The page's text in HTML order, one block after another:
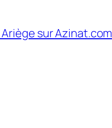
sur Azinat.com